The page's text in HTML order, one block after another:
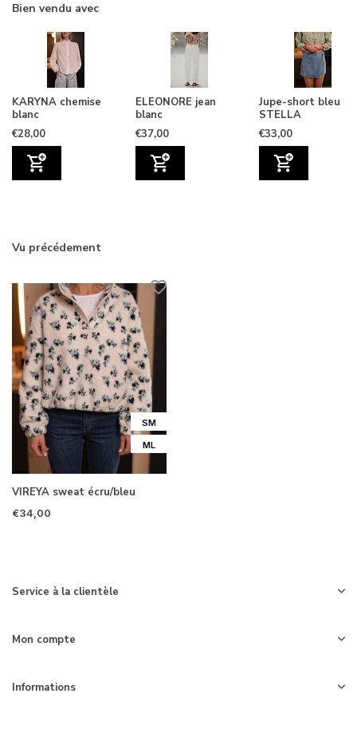
Bien vendu avec
KARYNA chemise
blanc
€28,00
ELEONORE jean
blanc
€37,00
Jupe-short bleu
STELLA
€33,00
Vu précédement
SM
ML
VIREYA sweat écru/bleu
€34,00
Service à la clientèle
Mon compte
Informations